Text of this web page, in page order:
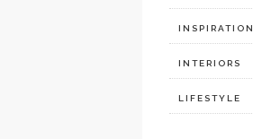
INSPIRATION
INTERIORS
LIFESTYLE